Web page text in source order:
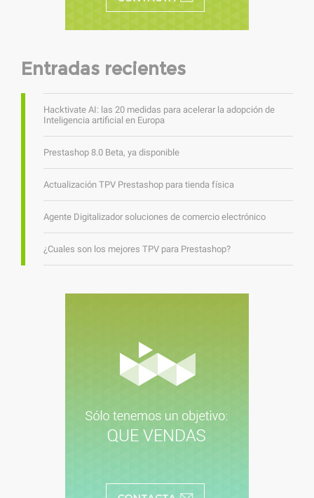
Entradas recientes
Hacktivate AI: las 20 medidas para acelerar la adopción de
Inteligencia artificial en Europa
Prestashop 8.0 Beta, ya disponible
Actualización TPV Prestashop para tienda física
Agente Digitalizador soluciones de comercio electrónico
¿Cuales son los mejores TPV para Prestashop?